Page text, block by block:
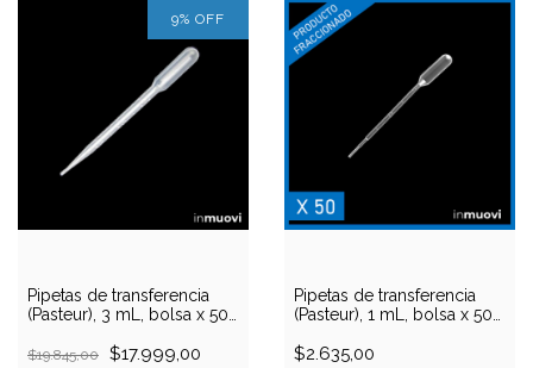
9% OFF
Pipetas de transferencia
(Pasteur), 3 mL, bolsa x 500
$19.845,00 $17.999,00
Pipetas de transferencia
(Pasteur), 1 mL, bolsa x 50
$2.635,00